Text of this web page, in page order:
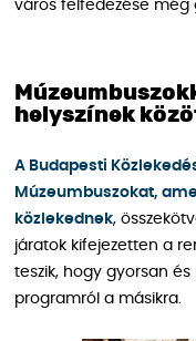
város felfedezése még
helyszínek
A Budapesti
Múzeumbuszokat,
közlekednek,
járatok kifejezetten a
teszik, hogy gyorsan
programról a másikra.